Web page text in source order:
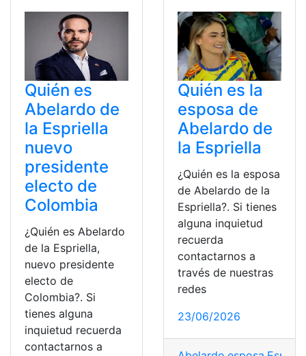
Quién es
Abelardo de
la Espriella
nuevo
presidente
electo de
Colombia
¿Quién es Abelardo
de la Espriella,
nuevo presidente
electo de
Colombia?. Si
tienes alguna
inquietud recuerda
contactarnos a
Quién es la
esposa de
Abelardo de
la Espriella
¿Quién es la esposa
de Abelardo de la
Espriella?. Si tienes
alguna inquietud
recuerda
contactarnos a
través de nuestras
redes
23/06/2026